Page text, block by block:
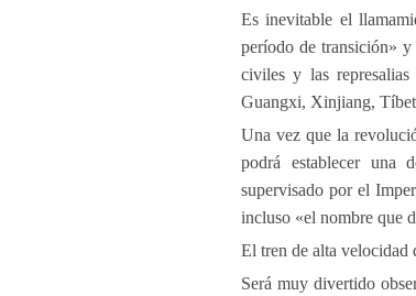
Es inevitable el
período de transición»
civiles y las
Guangxi, Xinjiang,
Una vez que la
podrá establecer una
supervisado por el
incluso «el nombre que
El tren de alta velocidad
Será muy divertido